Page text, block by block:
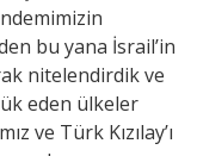
bu yana İsrail’in
nitelendirdik ve
eden ülkeler
ve Türk Kızılay’ı